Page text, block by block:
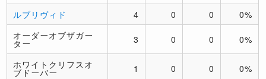
ルブリヴィド
4 0 0
0%
オーダーオブザガー
ター 3 0 0 0%
ホワイトクリフスオ
ブドーバー 1 0 0 0%